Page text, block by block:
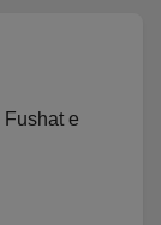
Fushat e